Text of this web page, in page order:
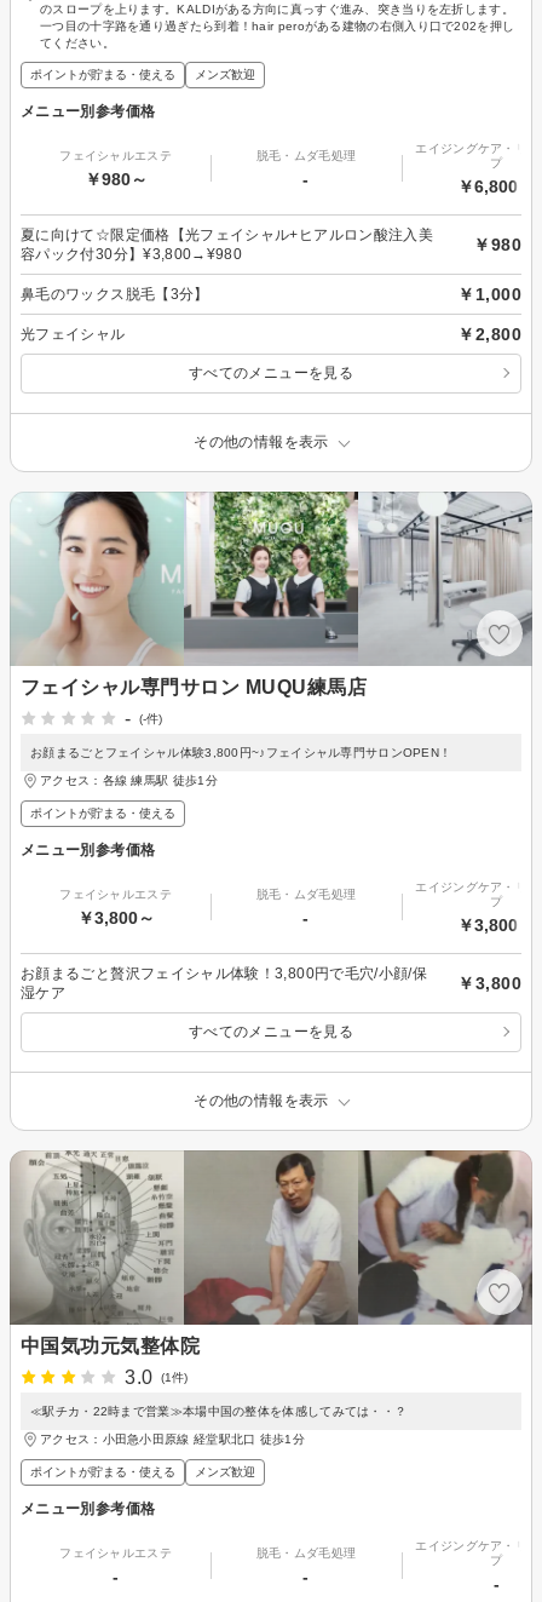
のスロープを上ります。KALDIがある方向に真っすぐ進み、突き当りを左折します。
一つ目の十字路を通り過ぎたら到着！hair peroがある建物の右側入り口で202を押し
てください。
ポイントが貯まる・使える メンズ歓迎
メニュー別参考価格
フェイシャルエステ
￥980～
脱毛・ムダ毛処理
-
エイジングケア・リ
プ
￥6,800～
夏に向けて☆限定価格【光フェイシャル+ヒアルロン酸注入美
容パック付30分】¥3,800→¥980
￥980
鼻毛のワックス脱毛【3分】 ￥1,000
光フェイシャル ￥2,800
すべてのメニューを見る
その他の情報を表示
フェイシャル専門サロン MUQU練馬店
-
(-件)
お顔まるごとフェイシャル体験3,800円~♪フェイシャル専門サロンOPEN！
アクセス：各線 練馬駅 徒歩1分
ポイントが貯まる・使える
メニュー別参考価格
フェイシャルエステ
￥3,800～
脱毛・ムダ毛処理
-
エイジングケア・リ
プ
￥3,800～
お顔まるごと贅沢フェイシャル体験！3,800円で毛穴/小顔/保
湿ケア
￥3,800
すべてのメニューを見る
その他の情報を表示
中国気功元気整体院
3.0
(1件)
≪駅チカ・22時まで営業≫本場中国の整体を体感してみては・・？
アクセス：小田急小田原線 経堂駅北口 徒歩1分
ポイントが貯まる・使える メンズ歓迎
メニュー別参考価格
フェイシャルエステ
-
脱毛・ムダ毛処理
-
エイジングケア・リ
プ
-